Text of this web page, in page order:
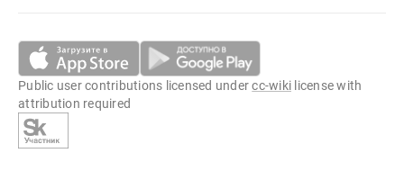
Public user contributions licensed undercc-wiki license with
attribution required